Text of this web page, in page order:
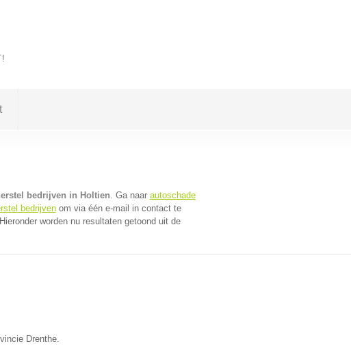
bedrijven in Holtien. Ga naar autoschade
bedrijvenom via één e-mail in contact te
worden nu resultaten getoond uit de
Drenthe.